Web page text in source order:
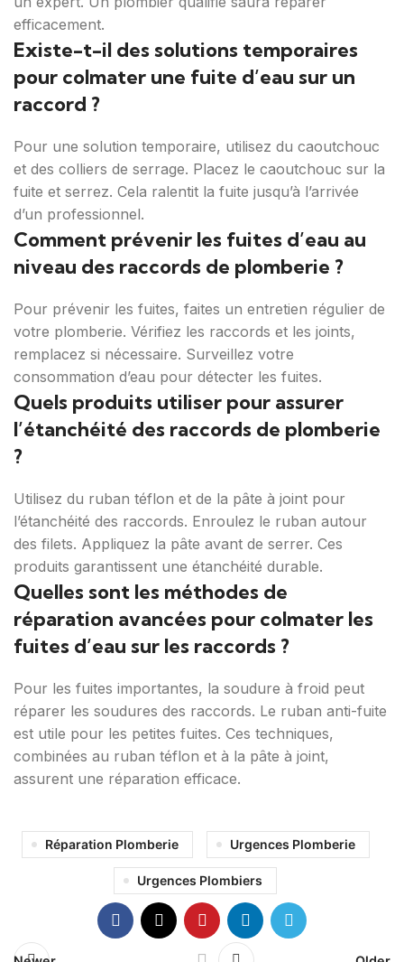
efficacement.
Existe-t-il des solutions temporaires
pour colmater une fuite d’eau sur un
raccord ?
Pour une solution temporaire, utilisez du caoutchouc
et des colliers de serrage. Placez le caoutchouc sur la
fuite et serrez. Cela ralentit la fuite jusqu’à l’arrivée
d’un professionnel.
Comment prévenir les fuites d’eau au
niveau des raccords de plomberie ?
Pour prévenir les fuites, faites un entretien régulier de
votre plomberie. Vérifiez les raccords et les joints,
remplacez si nécessaire. Surveillez votre
consommation d’eau pour détecter les fuites.
Quels produits utiliser pour assurer
l’étanchéité des raccords de plomberie
?
Utilisez du ruban téflon et de la pâte à joint pour
l’étanchéité des raccords. Enroulez le ruban autour
des filets. Appliquez la pâte avant de serrer. Ces
produits garantissent une étanchéité durable.
Quelles sont les méthodes de
réparation avancées pour colmater les
fuites d’eau sur les raccords ?
Pour les fuites importantes, la soudure à froid peut
réparer les soudures des raccords. Le ruban anti-fuite
est utile pour les petites fuites. Ces techniques,
combinées au ruban téflon et à la pâte à joint,
assurent une réparation efficace.
Réparation Plomberie Urgences Plomberie
Urgences Plombiers